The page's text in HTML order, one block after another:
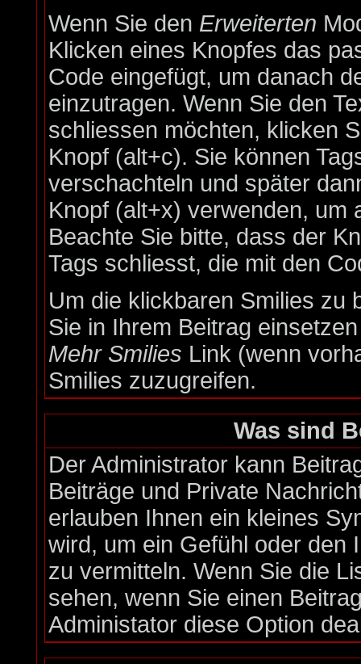
Wenn Sie den Erweiterten
Klicken eines Knopfes das
Code eingefügt, um danach
einzutragen. Wenn Sie den
schliessen möchten, klicken
Knopf (alt+c). Sie können
verschachteln und später
Knopf (alt+x) verwenden, um
Beachte Sie bitte, dass der
Tags schliesst, die mit den
Um die klickbaren Smilies zu
Sie in Ihrem Beitrag
Mehr Smilies Link (wenn
Smilies zuzugreifen.
Was sind
Der Administrator kann
Beiträge und Private
erlauben Ihnen ein kleines
wird, um ein Gefühl oder den
zu vermitteln. Wenn Sie die
sehen, wenn Sie einen
Administator diese Option